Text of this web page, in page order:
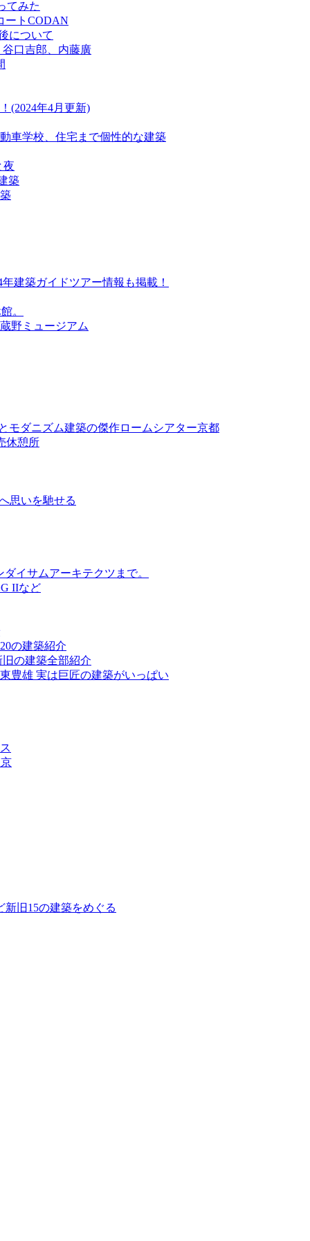
てみた
ートCODAN
について
口吉郎、内藤廣
(2024年4月更新)
車学校、住宅まで個性的な建築
夜
築
建築ガイドツアー情報も掲載！
。
野ミュージアム
モダニズム建築の傑作ロームシアター京都
休憩所
思いを馳せる
イサムアーキテクツまで。
IIなど
の建築紹介
の建築全部紹介
豊雄 実は巨匠の建築がいっぱい
旧15の建築をめぐる